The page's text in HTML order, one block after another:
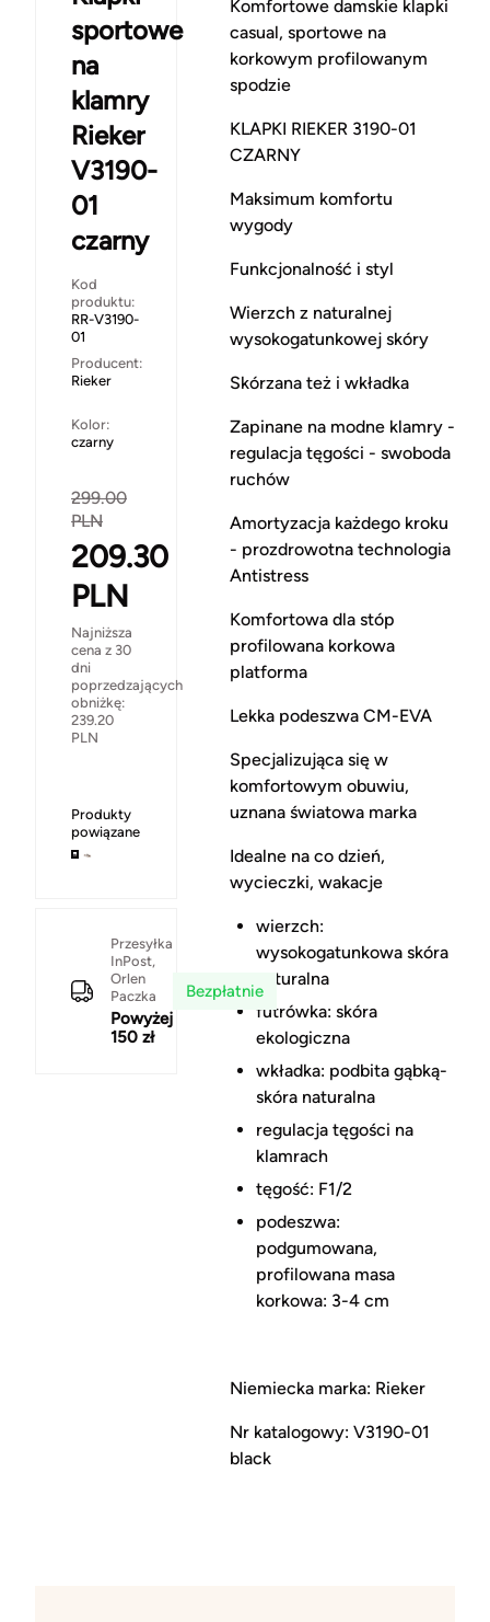
sportowe
na
klamry
Rieker
V3190-
01
czarny
Kod
produktu:
RR-V3190-
01
Producent:
Rieker
Kolor:
czarny
299.00
PLN
209.30
PLN
Najniższa
cena z 30
dni
poprzedzających
obniżkę:
239.20
PLN
Produkty
powiązane
Przesyłka
InPost,
Orlen
Paczka
Powyżej
150 zł
Bezpłatnie
Komfortowe damskie klapki
casual, sportowe na
korkowym profilowanym
spodzie
KLAPKI RIEKER 3190-01
CZARNY
Maksimum komfortu
wygody
Funkcjonalność i styl
Wierzch z naturalnej
wysokogatunkowej skóry
Skórzana też i wkładka
Zapinane na modne klamry -
regulacja tęgości - swoboda
ruchów
Amortyzacja każdego kroku
- prozdrowotna technologia
Antistress
Komfortowa dla stóp
profilowana korkowa
platforma
Lekka podeszwa CM-EVA
Specjalizująca się w
komfortowym obuwiu,
uznana światowa marka
Idealne na co dzień,
wycieczki, wakacje
wierzch:
wysokogatunkowa skóra
naturalna
futrówka: skóra
ekologiczna
wkładka: podbita gąbką-
skóra naturalna
regulacja tęgości na
klamrach
tęgość: F1/2
podeszwa:
podgumowana,
profilowana masa
korkowa: 3-4 cm
Niemiecka marka: Rieker
Nr katalogowy: V3190-01
black